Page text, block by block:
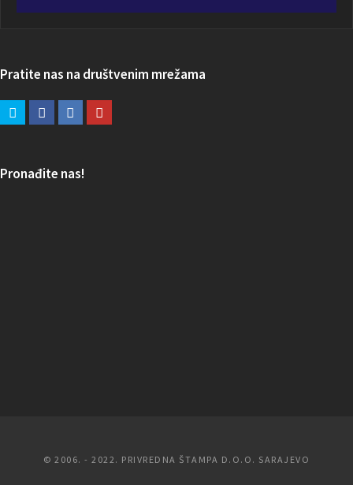
Pratite nas na društvenim mrežama
Pronađite nas!
© 2006. - 2022. PRIVREDNA ŠTAMPA D.O.O. SARAJEVO